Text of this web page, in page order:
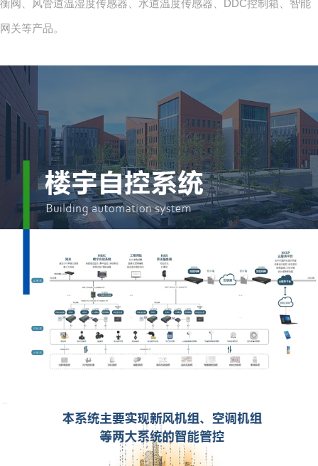
衡阀、风管道温湿度传感器、水道温度传感器、DDC控制箱、智能
网关等产品。